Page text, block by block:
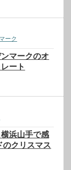
ーク
マークのオ
ート
横浜山手で感
のクリスマス